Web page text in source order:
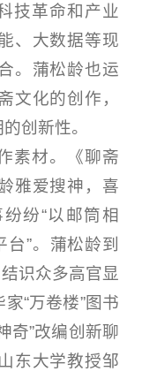
技革命和产业
、大数据等现
。蒲松龄也运
文化的创作，
创新性。
素材。《聊斋
雅爱搜神，喜
纷“以邮筒相
”。蒲松龄到
识众多高官显
“万卷楼”图书
奇”改编创新聊
东大学教授邹